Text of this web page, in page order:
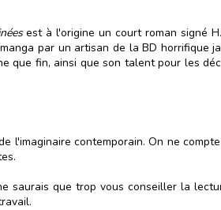
est à l'origine un court roman signé
par un artisan de la BD horrifique
que fin, ainsi que son talent pour les
l'imaginaire contemporain. On ne
que trop vous conseiller la